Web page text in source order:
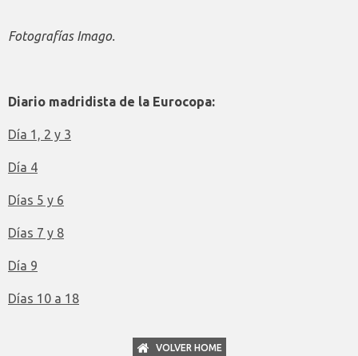
Fotografías Imago.
Diario madridista de la Eurocopa:
Día 1, 2 y 3
Día 4
Días 5 y 6
Días 7 y 8
Día 9
Días 10 a 18
VOLVER HOME